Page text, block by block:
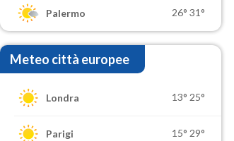
Palermo 26° 31°
Meteo città europee
Londra 13° 25°
Parigi 15° 29°